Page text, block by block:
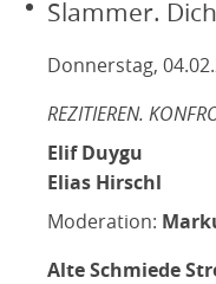
Slammer.
Donnerstag,
REZITIEREN.
Elif Duygu
Elias Hirschl
Moderation:
Alte Schmiede